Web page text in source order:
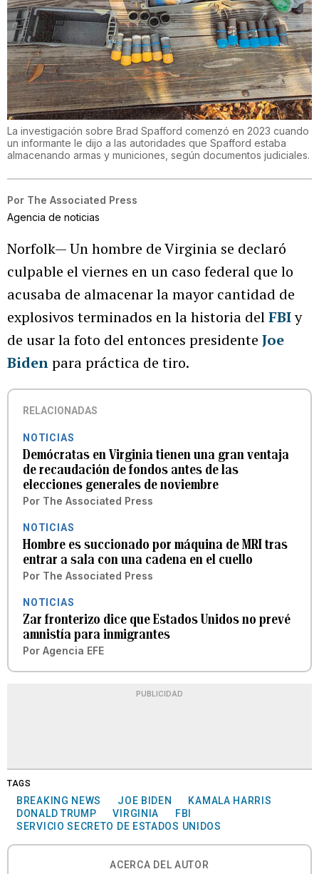
La investigación sobre Brad Spafford comenzó en 2023 cuando
un informante le dijo a las autoridades que Spafford estaba
almacenando armas y municiones, según documentos judiciales.
Por The Associated Press
Agencia de noticias
Norfolk— Un hombre de Virginia se declaró
culpable el viernes en un caso federal que lo
acusaba de almacenar la mayor cantidad de
explosivos terminados en la historia delFBIy
de usar la foto del entonces presidente Joe
Bidenpara práctica de tiro.
RELACIONADAS
NOTICIAS
Demócratas en Virginia tienen una gran ventaja
de recaudación de fondos antes de las
elecciones generales de noviembre
Por The Associated Press
NOTICIAS
Hombre es succionado por máquina de MRI tras
entrar a sala con una cadena en el cuello
Por The Associated Press
NOTICIAS
Zar fronterizo dice que Estados Unidos no prevé
amnistía para inmigrantes
Por Agencia EFE
PUBLICIDAD
TAGS
BREAKING NEWS JOE BIDEN
KAMALA HARRIS
DONALD TRUMP
VIRGINIA
FBI
SERVICIO SECRETO DE ESTADOS UNIDOS
ACERCA DEL AUTOR